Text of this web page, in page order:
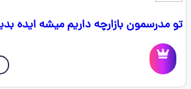
تو مدرسمون بازارچه داریم میشه ایده